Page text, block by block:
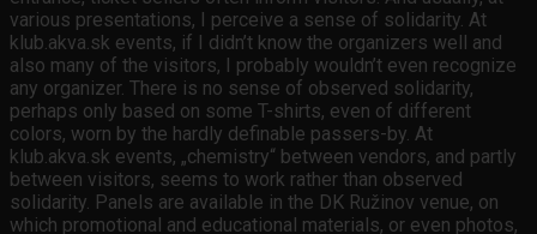
various presentations, I perceive a sense of solidarity. At
klub.akva.sk events, if I didn’t know the organizers well and
also many of the visitors, I probably wouldn’t even recognize
any organizer. There is no sense of observed solidarity,
perhaps only based on some T-shirts, even of different
colors, worn by the hardly definable passers-by. At
klub.akva.sk events, „chemistry“ between vendors, and partly
between visitors, seems to work rather than observed
solidarity. Panels are available in the DK Ružinov venue, on
which promotional and educational materials, or even photos,